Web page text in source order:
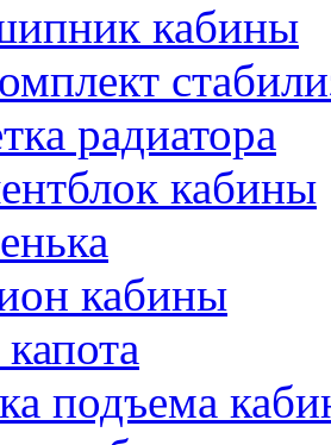
кабины
радиатора
кабины
кабины
подъема